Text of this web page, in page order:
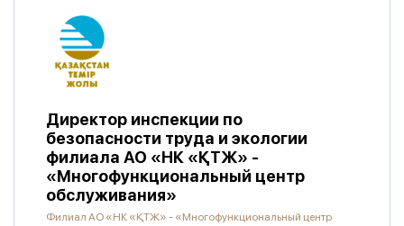
Директор инспекции по
безопасности труда и экологии
филиала АО «НК «ҚТЖ» -
«Многофункциональный центр
обслуживания»
Филиал АО «НК «ҚТЖ» - «Многофункциональный центр